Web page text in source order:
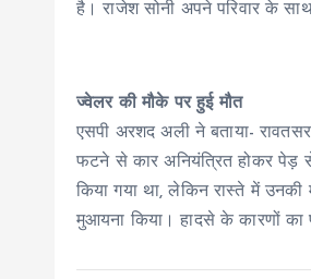
है। राजेश सोनी अपने परिवार के साथ
ज्वेलर की मौके पर हुई मौत
एसपी अरशद अली ने बताया- रावतसर
फटने से कार अनियंत्रित होकर पेड़
किया गया था, लेकिन रास्ते में उनकी
मुआयना किया। हादसे के कारणों का